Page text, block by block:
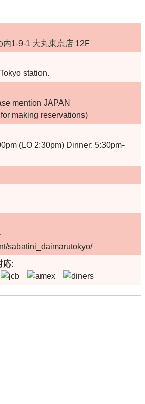
1-9-1 大丸東京店 12F
station.
mention JAPAN
making reservations)
(LO 2:30pm) Dinner: 5:30pm-
sabatini_daimarutokyo/
応: